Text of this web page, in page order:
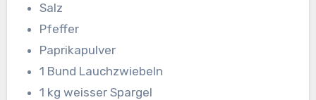
Salz
Pfeffer
Paprikapulver
1 Bund Lauchzwiebeln
1 kg weisser Spargel